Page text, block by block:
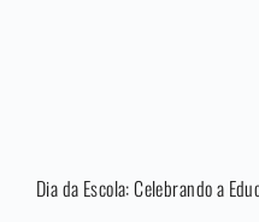
Dia da Escola: Celebrando a